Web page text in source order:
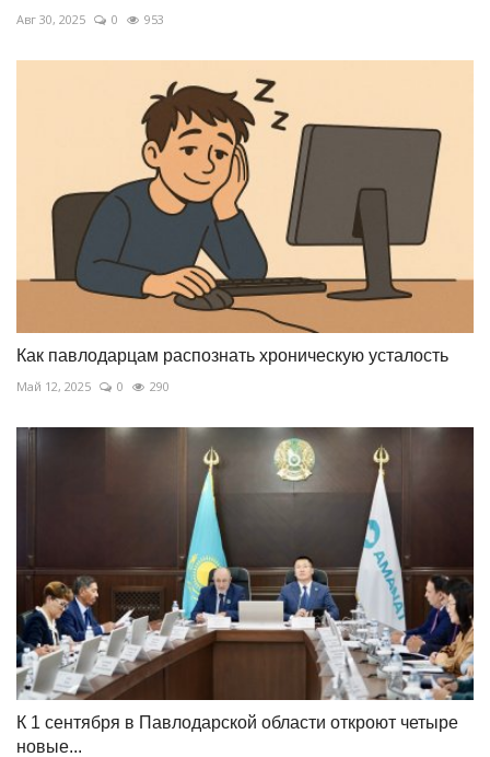
Авг 30, 2025 0 953
Как павлодарцам распознать хроническую усталость
Май 12, 2025 0 290
К 1 сентября в Павлодарской области откроют четыре
новые...